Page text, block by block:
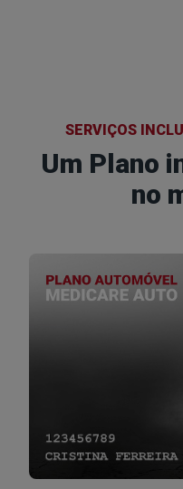
SERVIÇOS
Um Plano
no